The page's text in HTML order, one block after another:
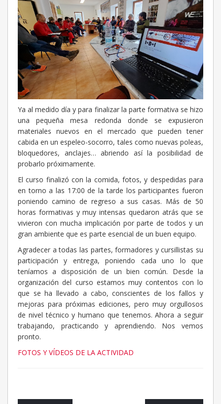
Ya al medido día y para finalizar la parte formativa se hizo
una pequeña mesa redonda donde se expusieron
materiales nuevos en el mercado que pueden tener
cabida en un espeleo-socorro, tales como nuevas poleas,
bloquedores, anclajes… abriendo así la posibilidad de
probarlo próximamente.
El curso finalizó con la comida, fotos, y despedidas para
en torno a las 17:00 de la tarde los participantes fueron
poniendo camino de regreso a sus casas. Más de 50
horas formativas y muy intensas quedaron atrás que se
vivieron con mucha implicación por parte de todos y un
gran ambiente que es parte esencial de un buen equipo.
Agradecer a todas las partes, formadores y cursillistas su
participación y entrega, poniendo cada uno lo que
teníamos a disposición de un bien común. Desde la
organización del curso estamos muy contentos con lo
que se ha llevado a cabo, conscientes de los fallos y
mejoras para próximas ediciones, pero muy orgullosos
de nivel técnico y humano que tenemos. Ahora a seguir
trabajando, practicando y aprendiendo. Nos vemos
pronto.
FOTOS Y VÍDEOS DE LA ACTIVIDAD